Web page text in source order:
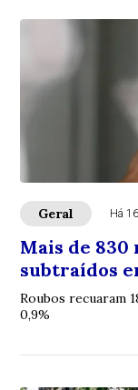
Geral Há
Mais de
subtraídos
Roubos recuaram
0,9%